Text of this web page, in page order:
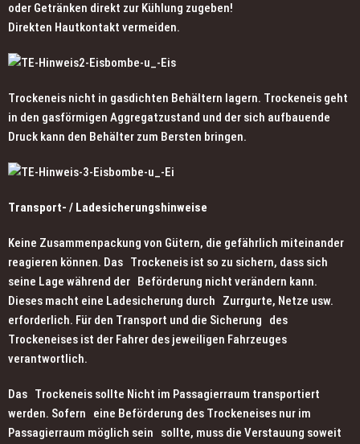
oder Getränken direkt zur Kühlung zugeben!
Direkten Hautkontakt vermeiden.
Trockeneis nicht in gasdichten Behältern lagern. Trockeneis geht
in den gasförmigen Aggregatzustand und der sich aufbauende
Druck kann den Behälter zum Bersten bringen.
Transport- / Ladesicherungshinweise
Keine Zusammenpackung von Gütern, die gefährlich miteinander
reagieren können. Das Trockeneis ist so zu sichern, dass sich
seine Lage während der Beförderung nicht verändern kann.
Dieses macht eine Ladesicherung durch Zurrgurte, Netze usw.
erforderlich. Für den Transport und die Sicherung des
Trockeneises ist der Fahrer des jeweiligen Fahrzeuges
verantwortlich.
Das Trockeneis sollte Nicht im Passagierraum transportiert
werden. Sofern eine Beförderung des Trockeneises nur im
Passagierraum möglich sein sollte, muss die Verstauung soweit